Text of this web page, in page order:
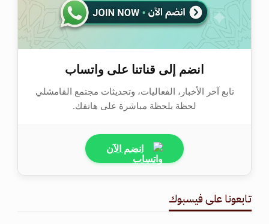
انضم إلى قناتنا على واتساب
تابع آخر الأخبار، الفعاليات، وتحديثات مجتمع القامشلي
لحظة بلحظة مباشرة على هاتفك.
انضم الآن
تابعونا على فيسبوك